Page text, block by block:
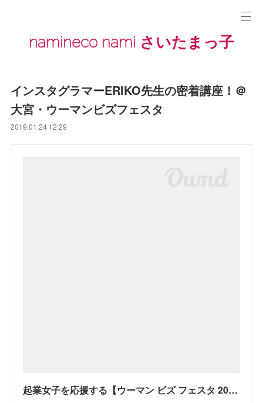
namineco nami さいたまっ子
インスタグラマーERIKO先生の密着講座！＠
大宮・ウーマンビズフェスタ
2019.01.24 12:29
起業女子を応援する【ウーマン ビズ フェスタ 2018】人気インスタグラマーの講座も！ | Acoreおおみや